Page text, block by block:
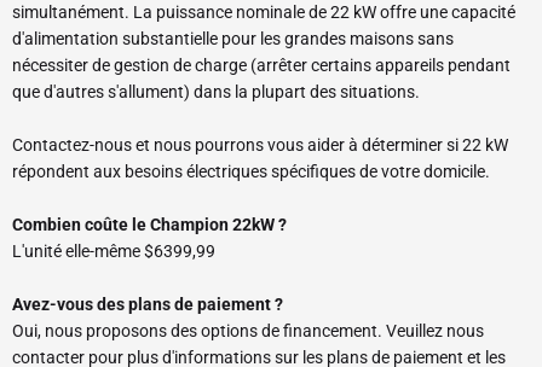
simultanément. La puissance nominale de 22 kW offre une capacité
d'alimentation substantielle pour les grandes maisons sans
nécessiter de gestion de charge (arrêter certains appareils pendant
que d'autres s'allument) dans la plupart des situations.
Contactez-nous et nous pourrons vous aider à déterminer si 22 kW
répondent aux besoins électriques spécifiques de votre domicile.
Combien coûte le Champion 22kW ?
L'unité elle-même $6399,99
Avez-vous des plans de paiement ?
Oui, nous proposons des options de financement. Veuillez nous
contacter pour plus d'informations sur les plans de paiement et les